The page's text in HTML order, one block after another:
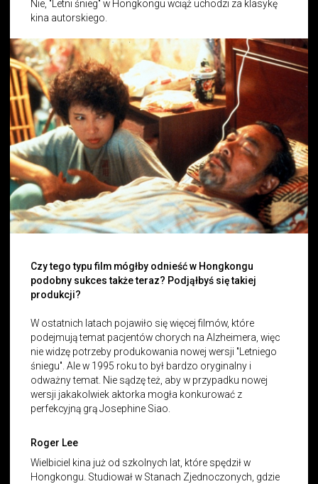
Nie, "Letni śnieg" w Hongkongu wciąż uchodzi za klasykę
kina autorskiego.
Czy tego typu film mógłby odnieść w Hongkongu
podobny sukces także teraz? Podjąłbyś się takiej
produkcji?
W ostatnich latach pojawiło się więcej filmów, które
podejmują temat pacjentów chorych na Alzheimera, więc
nie widzę potrzeby produkowania nowej wersji "Letniego
śniegu". Ale w 1995 roku to był bardzo oryginalny i
odważny temat. Nie sądzę też, aby w przypadku nowej
wersji jakakolwiek aktorka mogła konkurować z
perfekcyjną grą Josephine Siao.
Roger Lee
Wielbiciel kina już od szkolnych lat, które spędził w
Hongkongu. Studiował w Stanach Zjednoczonych, gdzie